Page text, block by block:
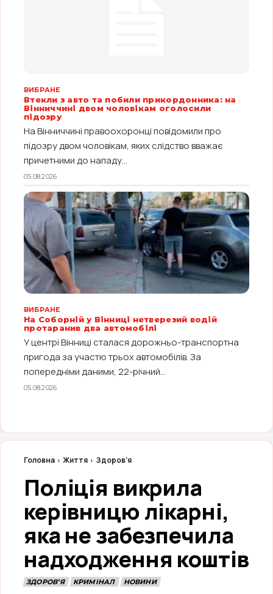
ВИБРАНЕ
Втекли з авто та побили прикордонника: на
Вінниччині двом чоловікам оголосили
підозру
На Вінниччині правоохоронці повідомили про
підозру двом чоловікам, яких слідство вважає
причетними до нападу...
05.08.2026
ВИБРАНЕ
На Соборній у Вінниці нетверезий водій
протаранив два автомобілі
У центрі Вінниці сталася дорожньо-транспортна
пригода за участю трьох автомобілів. За
попередніми даними, 22-річний...
05.08.2026